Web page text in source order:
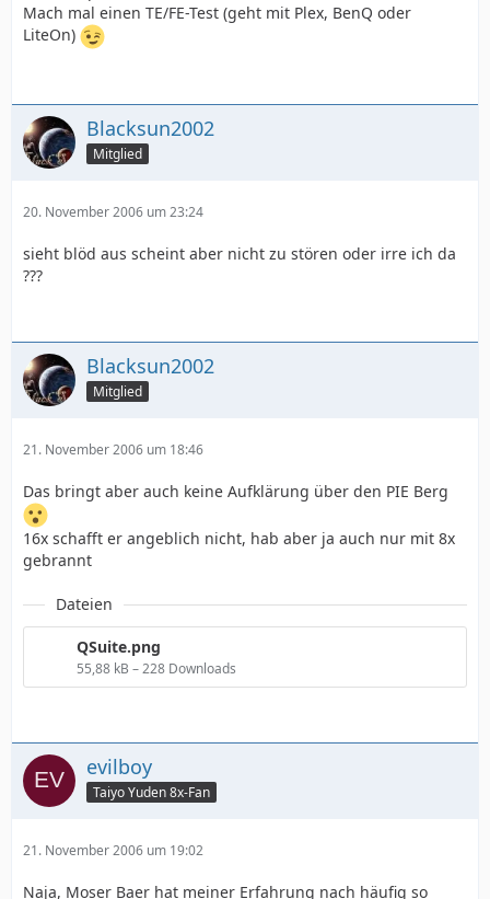
Mach mal einen TE/FE-Test (geht mit Plex, BenQ oder
LiteOn)
Blacksun2002
Mitglied
20. November 2006 um 23:24
sieht blöd aus scheint aber nicht zu stören oder irre ich da
???
Blacksun2002
Mitglied
21. November 2006 um 18:46
Das bringt aber auch keine Aufklärung über den PIE Berg
16x schafft er angeblich nicht, hab aber ja auch nur mit 8x
gebrannt
Dateien
QSuite.png
55,88 kB – 228 Downloads
evilboy
Taiyo Yuden 8x-Fan
21. November 2006 um 19:02
Naja, Moser Baer hat meiner Erfahrung nach häufig so